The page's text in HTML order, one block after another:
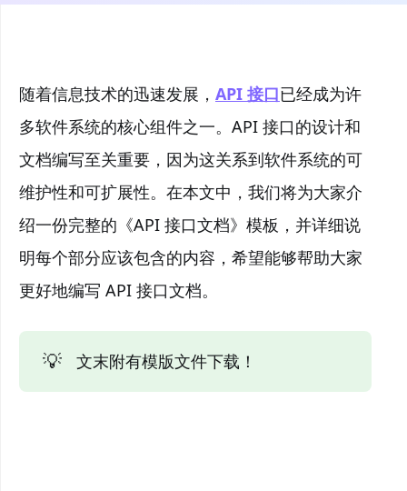
随着信息技术的迅速发展， API 接口已经成为许
多软件系统的核心组件之一。API 接口的设计和
文档编写至关重要，因为这关系到软件系统的可
维护性和可扩展性。在本文中，我们将为大家介
绍一份完整的《API 接口文档》模板，并详细说
明每个部分应该包含的内容，希望能够帮助大家
更好地编写 API 接口文档。
💡 文末附有模版文件下载！